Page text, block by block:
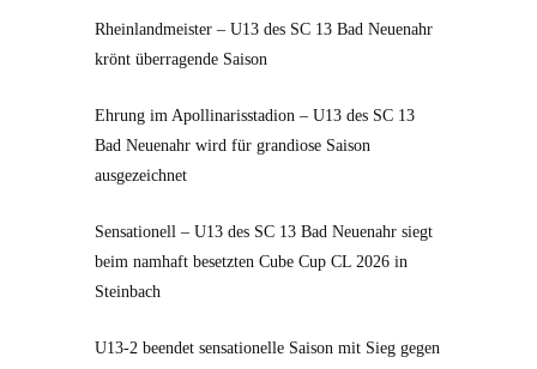
Rheinlandmeister – U13 des SC 13 Bad Neuenahr
krönt überragende Saison
Ehrung im Apollinarisstadion – U13 des SC 13
Bad Neuenahr wird für grandiose Saison
ausgezeichnet
Sensationell – U13 des SC 13 Bad Neuenahr siegt
beim namhaft besetzten Cube Cup CL 2026 in
Steinbach
U13-2 beendet sensationelle Saison mit Sieg gegen